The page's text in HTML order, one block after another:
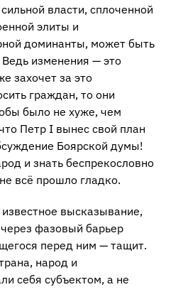
власти, сплоченной
элиты и
доминанты, может быть
изменения — это
захочет за это
граждан, то они
было не хуже, чем
Петр I вынес свой план
Боярской думы!
и знать беспрекословно
всё прошло гладко.
высказывание,
фазовый барьер
перед ним — тащит.
народ и
себя субъектом, а не